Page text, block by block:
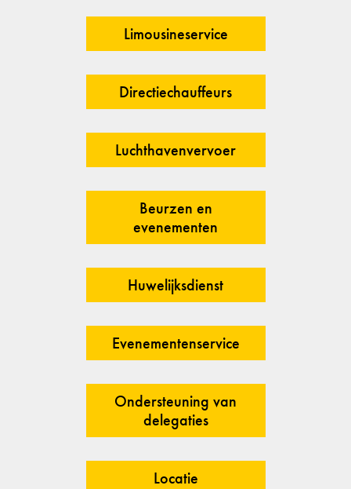
Limousineservice
Directiechauffeurs
Luchthavenvervoer
Beurzen en
evenementen
Huwelijksdienst
Evenementenservice
Ondersteuning van
delegaties
Locatie